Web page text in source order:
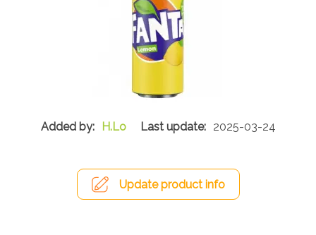
H.Lo 2025-03-24
Update product info